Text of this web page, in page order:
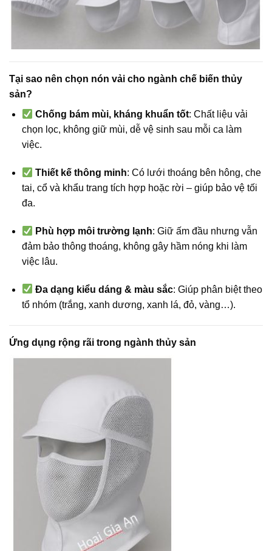
Tại sao nên chọn nón vải cho ngành chế biến thủy
sản?
Chống bám mùi, kháng khuẩn tốt: Chất liệu vải
chọn lọc, không giữ mùi, dễ vệ sinh sau mỗi ca làm
việc.
Thiết kế thông minh: Có lưới thoáng bên hông, che
tai, cổ và khẩu trang tích hợp hoặc rời – giúp bảo vệ tối
đa.
Phù hợp môi trường lạnh: Giữ ấm đầu nhưng vẫn
đảm bảo thông thoáng, không gây hầm nóng khi làm
việc lâu.
Đa dạng kiểu dáng & màu sắc: Giúp phân biệt theo
tổ nhóm (trắng, xanh dương, xanh lá, đỏ, vàng…).
Ứng dụng rộng rãi trong ngành thủy sản